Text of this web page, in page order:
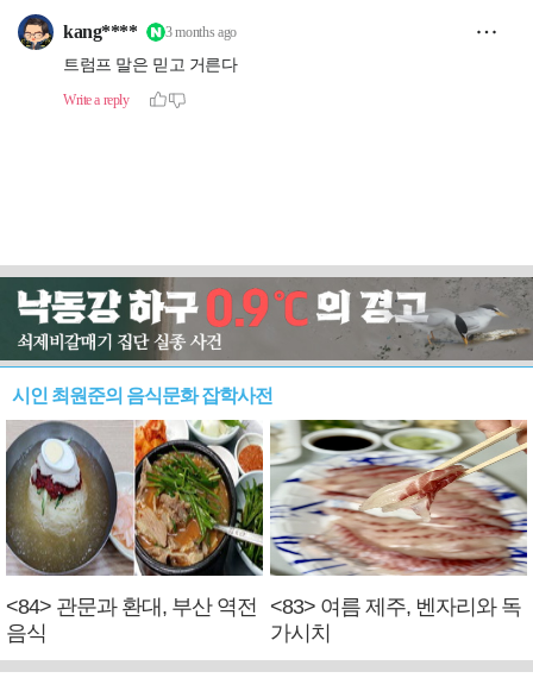
시인 최원준의 음식문화 잡학사전
<84> 관문과 환대, 부산 역전
음식
<83> 여름 제주, 벤자리와 독
가시치